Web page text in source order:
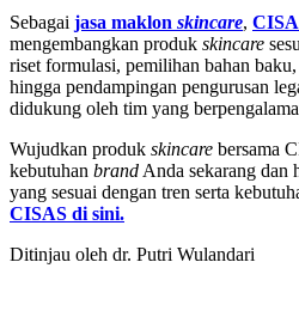
Sebagai jasa maklon skincare,
mengembangkan produk skincare
riset formulasi, pemilihan bahan
hingga pendampingan pengurusan
didukung oleh tim yang
Wujudkan produk skincare bersama
kebutuhan brand Anda sekarang dan
yang sesuai dengan tren serta
CISAS di sini.
Ditinjau oleh dr. Putri Wulandari